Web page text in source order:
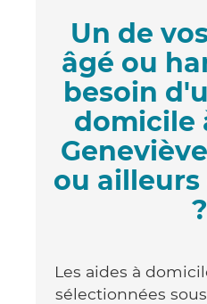
Un de
âgé ou
besoin
domicile
ou ailleurs
?
Les aides à
sélectionnées